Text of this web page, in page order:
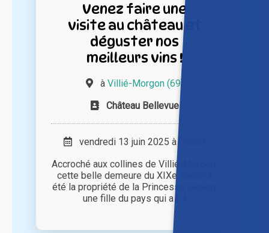
Venez faire une
visite au château et
déguster nos
meilleurs vins !
à Villié-Morgon (69)
Château Bellevue
vendredi 13 juin 2025 à 09h00
Accroché aux collines de Villié-Morgon,
cette belle demeure du XIXe siècle a
été la propriété de la Princesse Lieven,
une fille du pays qui a [...]